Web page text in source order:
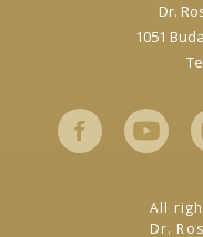
Dr.
1051
All
Dr.